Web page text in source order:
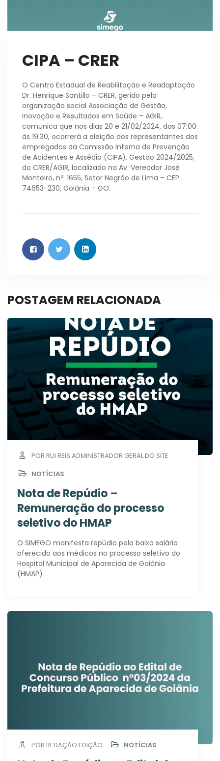
CIPA – CRER
O Centro Estadual de Reabilitação e Readaptação
Dr. Henrique Santillo – CRER, gerido pela
organização social Associação de Gestão,
Inovação e Resultados em Saúde – AGIR,
comunica que nos dias 20 e 21/02/2024, das 07:00
às 19:30, ocorrerá a eleição dos representantes dos
empregados da Comissão Interna de Prevenção
de Acidentes e Assédio (CIPA), Gestão 2024/2025,
do CRER/AGIR, localizado na Av. Vereador José
Monteiro, nº. 1655, Setor Negrão de Lima – CEP.
74653-230, Goiânia – GO.
POSTAGEM RELACIONADA
POR RUI REIS ADMINISTRADOR GERAL DO SITE
NOTÍCIAS
Nota de Repúdio –
Remuneração do processo
seletivo do HMAP
O SIMEGO manifesta repúdio pelo baixo salário
oferecido aos médicos no processo seletivo do
Hospital Municipal de Aparecida de Goiânia
(HMAP)
POR REDAÇÃO EDIÇÃO NOTÍCIAS